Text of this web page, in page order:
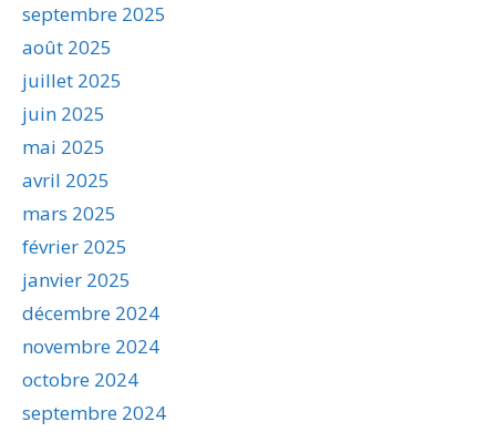
septembre 2025
août 2025
juillet 2025
juin 2025
mai 2025
avril 2025
mars 2025
février 2025
janvier 2025
décembre 2024
novembre 2024
octobre 2024
septembre 2024